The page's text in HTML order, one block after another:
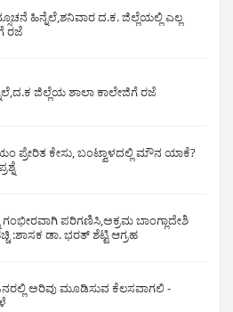
ಹಿನ್ನೆಲೆ,ಶನಿವಾರ ದ.ಕ. ಜಿಲ್ಲೆಯಲ್ಲಿ ಎಲ್ಲ
ರಜೆ
ಜಿಲ್ಲೆಯ ಶಾಲಾ ಕಾಲೇಜಿಗೆ ರಜೆ
ಪ್ರೇರಿತ ಕೇಸು, ಬಂಟ್ವಾಳದಲ್ಲಿ ಮೌನ ಯಾಕೆ?
ಪರಿಗಣಿಸಿ,ಅಕ್ರಮ ಬಾಂಗ್ಲಾದೇಶಿ
:ಶಾಸಕ ಡಾ. ಭರತ್ ಶೆಟ್ಟಿ ಆಗ್ರಹ
ಅರಿವು ಮೂಡಿಸುವ ಕೆಲಸವಾಗಲಿ -